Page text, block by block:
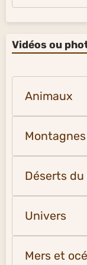
Vidéos ou
Animaux
Déserts du
Univers
Mers et